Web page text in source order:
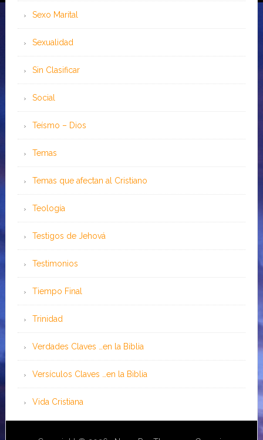
Sexo Marital
Sexualidad
Sin Clasificar
Social
Teísmo – Dios
Temas
Temas que afectan al Cristiano
Teología
Testigos de Jehová
Testimonios
Tiempo Final
Trinidad
Verdades Claves …en la Biblia
Versículos Claves …en la Biblia
Vida Cristiana